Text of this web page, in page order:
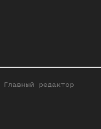
Главный редактор